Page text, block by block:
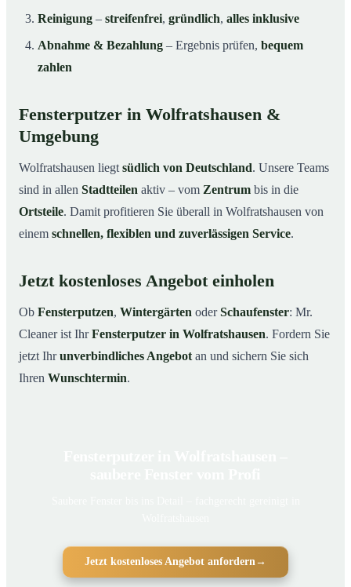
Reinigung – streifenfrei, gründlich, alles inklusive
Abnahme & Bezahlung – Ergebnis prüfen, bequem
zahlen
Fensterputzer in Wolfratshausen &
Umgebung
Wolfratshausen liegt südlich von Deutschland. Unsere Teams
sind in allen Stadtteilen aktiv – vom Zentrum bis in die
Ortsteile. Damit profitieren Sie überall in Wolfratshausen von
einem schnellen, flexiblen und zuverlässigen Service.
Jetzt kostenloses Angebot einholen
Ob Fensterputzen, Wintergärten oderSchaufenster: Mr.
Cleaner ist IhrFensterputzer in Wolfratshausen. Fordern Sie
jetzt Ihrunverbindliches Angebot an und sichern Sie sich
Ihren Wunschtermin.
Jetzt kostenloses Angebot anfordern→